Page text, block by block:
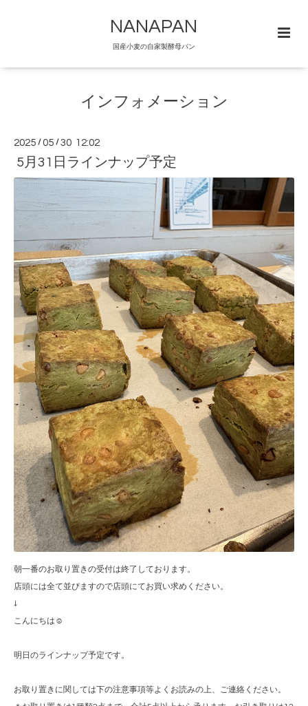
NANAPAN
国産小麦の自家製酵母パン
インフォメーション
2025 /05 /30 12:02
5月31日ラインナップ予定
朝一番のお取り置きの受付は終了しております。
店頭には全て並びますので店頭にてお買い求めください。
↓
こんにちは☺︎
明日のラインナップ予定です。
お取り置きに関しては下の注意事項等よくお読みの上、ご連絡ください。